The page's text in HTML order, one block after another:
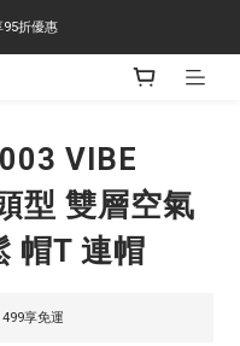
95折優惠
95折優惠
兩件750 三件1000 十件3000
VIBE
型 雙層空氣
帽T 連帽
享免運